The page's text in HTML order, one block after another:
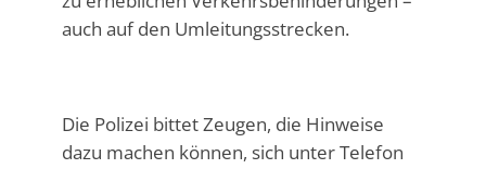
auch auf den Umleitungsstrecken.
Die Polizei bittet Zeugen, die Hinweise
dazu machen können, sich unter Telefon